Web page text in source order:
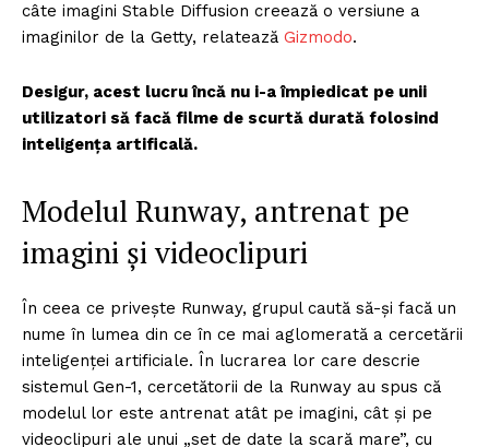
câte imagini Stable Diffusion creează o versiune a
imaginilor de la Getty, relatează Gizmodo.
Desigur, acest lucru încă nu i-a împiedicat pe unii
utilizatori să facă filme de scurtă durată folosind
inteligența artificală.
Modelul Runway, antrenat pe
imagini și videoclipuri
În ceea ce privește Runway, grupul caută să-și facă un
nume în lumea din ce în ce mai aglomerată a cercetării
inteligenței artificiale. În lucrarea lor care descrie
sistemul Gen-1, cercetătorii de la Runway au spus că
modelul lor este antrenat atât pe imagini, cât și pe
videoclipuri ale unui „set de date la scară mare”, cu